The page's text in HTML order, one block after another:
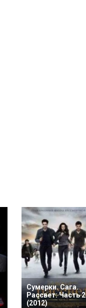
Сумерки. Сага.
Рассвет: Часть 2
(2012)